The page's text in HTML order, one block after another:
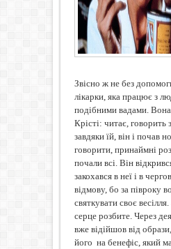
Звісно ж не без
лікарки, яка працює з
подібними вадами. Вона
Крісті: читає, говорить
завдяки їй, він і почав
говорити, принаймні
почали всі. Він
закохався в неї і в
відмову, бо за півроку
святкувати своє
серце розбите. Через
вже відійшов від
його на бенефіс, який